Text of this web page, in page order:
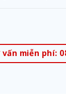
miễn phí: